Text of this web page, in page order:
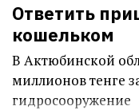
Ответить
кошельком
В Актюбинской
миллионов тенге
гидросооружение